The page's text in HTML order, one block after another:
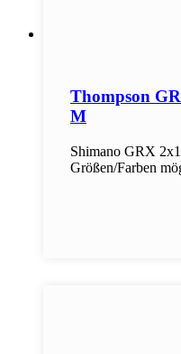
Thompson
M
Shimano GRX
Größen/Farben